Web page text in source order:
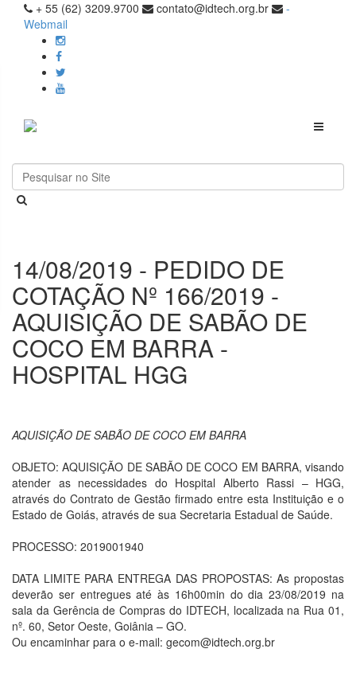
+ 55 (62) 3209.9700 contato@idtech.org.br
-
Webmail
Toggle
14/08/2019 - PEDIDO DE
COTAÇÃO Nº 166/2019 -
AQUISIÇÃO DE SABÃO DE
COCO EM BARRA -
HOSPITAL HGG
AQUISIÇÃO DE SABÃO DE COCO EM BARRA
OBJETO: AQUISIÇÃO DE SABÃO DE COCO EM BARRA, visando
atender as necessidades do Hospital Alberto Rassi – HGG,
através do Contrato de Gestão firmado entre esta Instituição e o
Estado de Goiás, através de sua Secretaria Estadual de Saúde.
PROCESSO: 2019001940
DATA LIMITE PARA ENTREGA DAS PROPOSTAS: As propostas
deverão ser entregues até às 16h00min do dia 23/08/2019 na
sala da Gerência de Compras do IDTECH, localizada na Rua 01,
nº. 60, Setor Oeste, Goiânia – GO.
Ou encaminhar para o e-mail: gecom@idtech.org.br